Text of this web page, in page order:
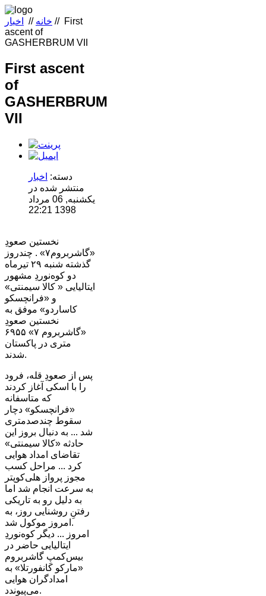
خانه // اخبار // First
ascent of
GASHERBRUM VII
First ascent
of
GASHERBRUM
VII
دسته: اخبار
منتشر شده در
یکشنبه, 06 مرداد
1398 22:21
نخستین صعودِ
«گاشربروم۷» . چندروز
گذشته شنبه ۲۹ تیرماه
دو کوه‌نوردِ مشهور
ایتالیایی « کالا سیمنتی»
و «فرانچسکو
کاساردو» موفق به
نخستین صعودِ
«گاشربروم ۷» ۶۹۵۵
متری در پاکستان
شدند.
پس از صعودِ قله، فرود
را با اسکی آغاز کردند
که متاسفانه
«فرانچسکو» دچار
سقوط چندصدمتری
شد ... به دنبال بروز این
حادثه «کالا سیمنتی»
تقاضای امداد هوایی
کرد ... مراحل کسب
مجوز پرواز هلی‌کوپتر
به سرعت انجام شد اما
به دلیل رو به تاریکی
رفتنِ روشنایی روز، به
امروز موکول شد.
امروز ... دیگر کوه‌نوردِ
ایتالیایی حاضر در
بیس‌کمپِ گاشربروم
«مارکو کانفورتلا» به
امدادگران هوایی
می‌پیوندد.